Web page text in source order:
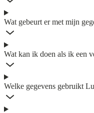
Wat gebeurt er met mijn
Wat kan ik doen als ik een
Welke gegevens gebruikt